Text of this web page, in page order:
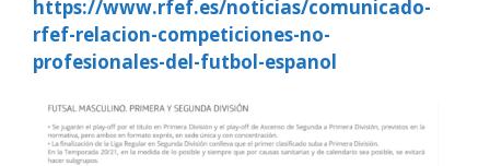
https://www.rfef.es/noticias/comunicado-
rfef-relacion-competiciones-no-
profesionales-del-futbol-espanol